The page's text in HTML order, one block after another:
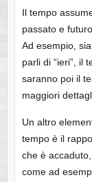
Il tempo
passato e
Ad esempio,
parli di “ieri”, il
saranno poi il
maggiori
Un altro
tempo è il
che è
come ad